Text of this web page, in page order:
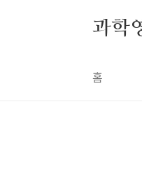
과학
홈